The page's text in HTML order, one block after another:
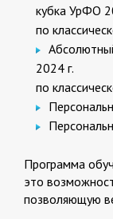
кубка УрФО
по
2024 г.
по
Программа
это
позволяющую